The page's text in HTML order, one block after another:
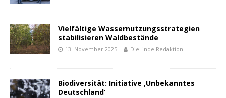
Vielfältige Wassernutzungsstrategien
stabilisieren Waldbestände
13. November 2025 DieLinde Redaktion
Biodiversität: Initiative ‚Unbekanntes
Deutschland‘